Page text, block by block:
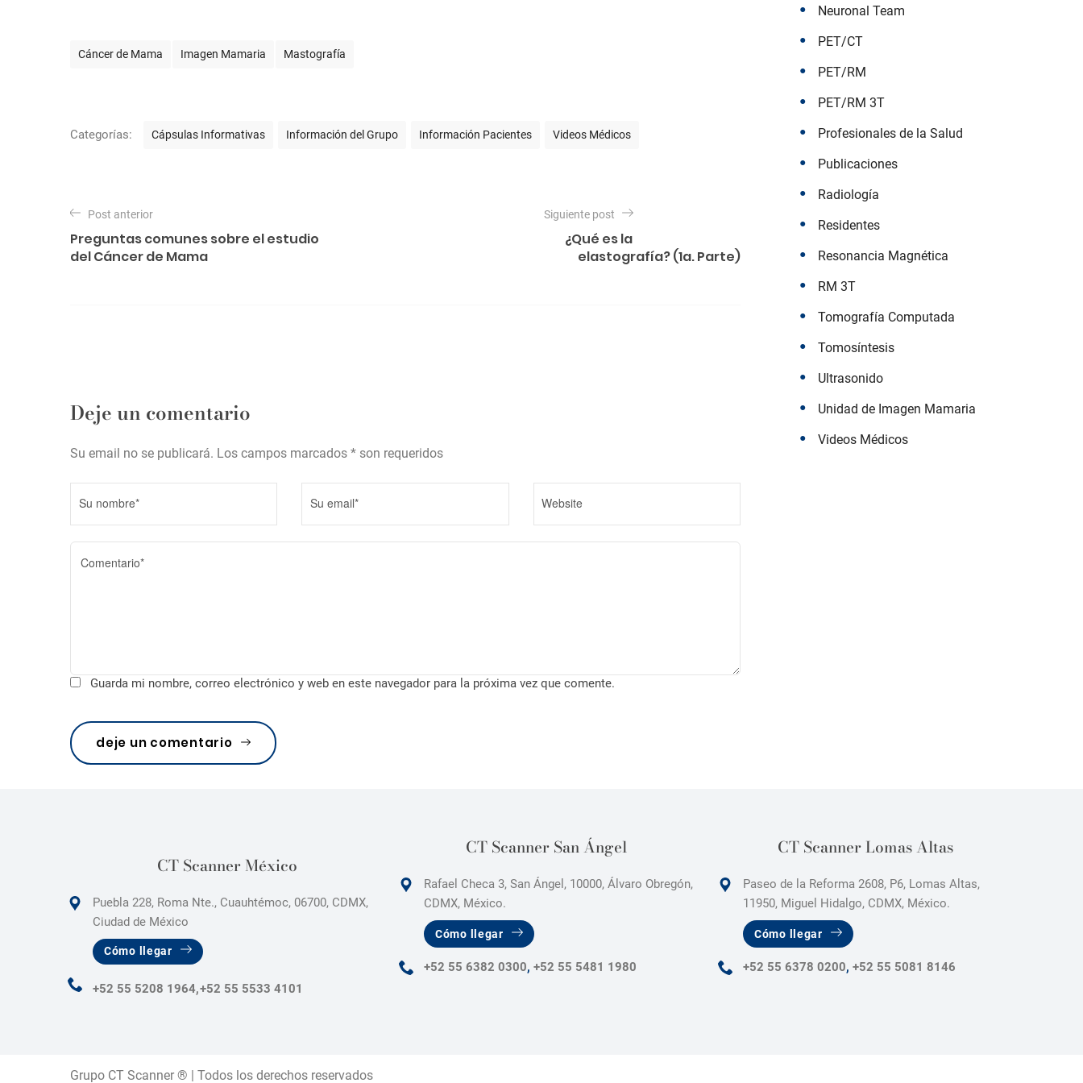
u
Cáncer de Mama Imagen Mamaria Mastografía
Categorías:
g
o
Cápsulas Informativas Información del Grupo Información Pacientes Videos Médicos
N
a
v
i
ó
n
d
e
e
n
a
d
a
s
Post anterior
Preguntas comunes sobre el estudio
del Cáncer de Mama
Siguiente post
¿Qué es la
elastografía? (1a. Parte)
Deje un comentario
Su email no se publicará. Los campos marcados * son requeridos
Guarda mi nombre, correo electrónico y web en este navegador para la próxima vez que comente.
deje un comentario
Neuronal Team
PET/CT
PET/RM
PET/RM 3T
Profesionales de la Salud
Publicaciones
Radiología
Residentes
Resonancia Magnética
RM 3T
Tomografía Computada
Tomosíntesis
Ultrasonido
Unidad de Imagen Mamaria
Videos Médicos
CT Scanner México
Puebla 228, Roma Nte., Cuauhtémoc, 06700, CDMX,
Ciudad de México
Cómo llegar
+52 55 5208 1964,+52 55 5533 4101
CT Scanner San Ángel
Rafael Checa 3, San Ángel, 10000, Álvaro Obregón,
CDMX, México.
Cómo llegar
+52 55 6382 0300, +52 55 5481 1980
CT Scanner Lomas Altas
Paseo de la Reforma 2608, P6, Lomas Altas,
11950, Miguel Hidalgo, CDMX, México.
Cómo llegar
+52 55 6378 0200, +52 55 5081 8146
Grupo CT Scanner ® | Todos los derechos reservados